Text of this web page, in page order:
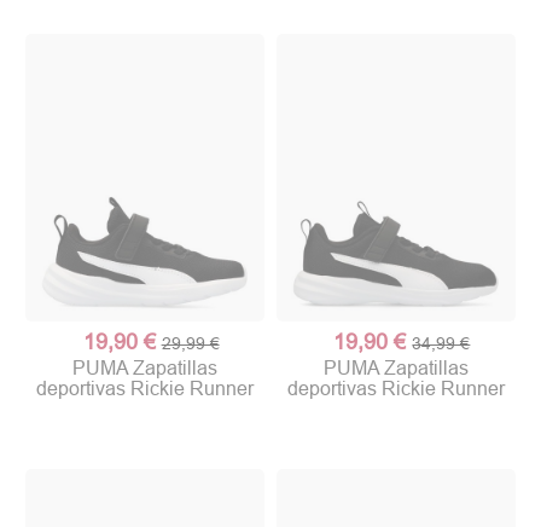
19,90 € 29,99 €
PUMA Zapatillas
deportivas Rickie Runner
19,90 € 34,99 €
PUMA Zapatillas
deportivas Rickie Runner